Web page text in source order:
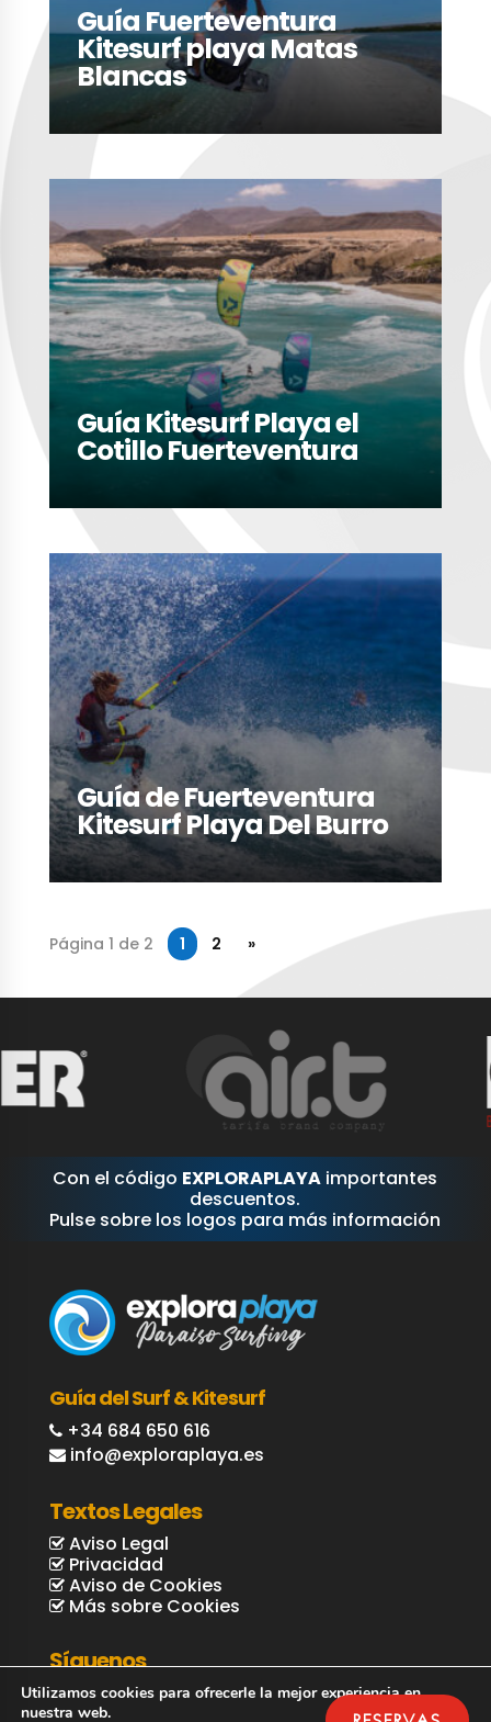
Guía Fuerteventura
Kitesurf playa Matas
Blancas
Guía Kitesurf Playa el
Cotillo Fuerteventura
Guía de Fuerteventura
Kitesurf Playa Del Burro
LEER MÁS
Página 1 de 2 1 2 »
Con el código EXPLORAPLAYA importantes
descuentos.
Pulse sobre los logos para más información
Guía del Surf & Kitesurf
+34 684 650 616
info@exploraplaya.es
Textos Legales
Aviso Legal
Privacidad
Aviso de Cookies
Más sobre Cookies
Síguenos
Utilizamos cookies para ofrecerle la mejor experiencia en
nuestra web.